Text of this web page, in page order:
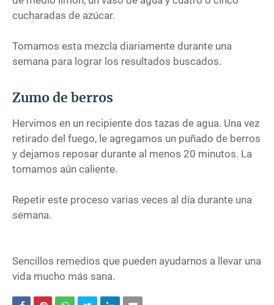
cucharadas de azúcar.
Tomamos esta mezcla diariamente durante una
semana para lograr los resultados buscados.
Zumo de berros
Hervimos en un recipiente dos tazas de agua. Una vez
retirado del fuego, le agregamos un puñado de berros
y dejamos reposar durante al menos 20 minutos. La
tomamos aún caliente.
Repetir este proceso varias veces al día durante una
semana.
Sencillos remedios que pueden ayudarnos a llevar una
vida mucho más sana.